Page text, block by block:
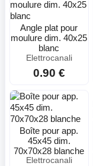
Angle plat pour
moulure dim. 40x25
blanc
Elettrocanali
0.90 €
Boîte pour app.
45x45 dim.
70x70x28 blanche
Elettrocanali